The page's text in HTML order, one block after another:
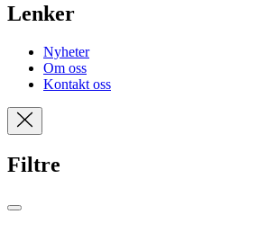
Lenker
Nyheter
Om oss
Kontakt oss
Filtre